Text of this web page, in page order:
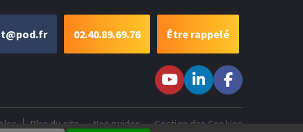
Être rappelé
02.40.89.69.76
Youtubesur LinkedIn
nous sur
Facebook
Plan du site Nos guides Gestion des Cookies